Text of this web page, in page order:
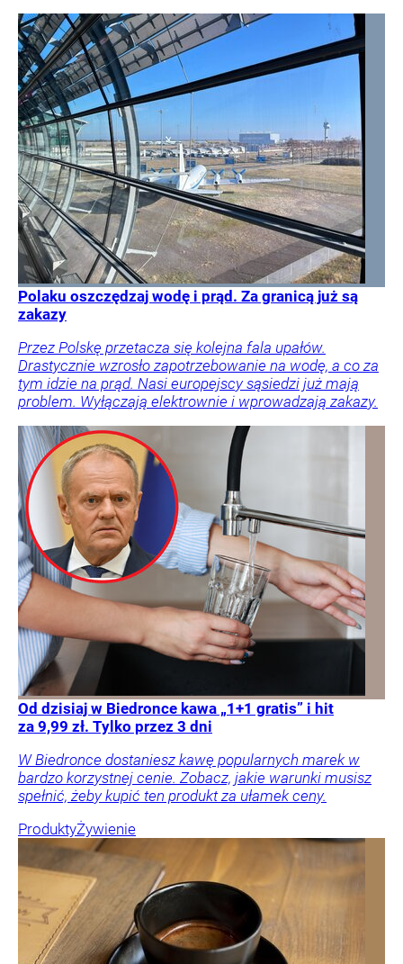
Polaku oszczędzaj wodę i prąd. Za granicą już są
zakazy
Przez Polskę przetacza się kolejna fala upałów.
Drastycznie wzrosło zapotrzebowanie na wodę, a co za
tym idzie na prąd. Nasi europejscy sąsiedzi już mają
problem. Wyłączają elektrownie i wprowadzają zakazy.
Od dzisiaj w Biedronce kawa „1+1 gratis” i hit
za 9,99 zł. Tylko przez 3 dni
W Biedronce dostaniesz kawę popularnych marek w
bardzo korzystnej cenie. Zobacz, jakie warunki musisz
spełnić, żeby kupić ten produkt za ułamek ceny.
ProduktyŻywienie